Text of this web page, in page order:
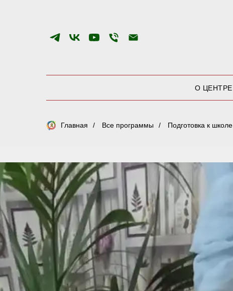
О ЦЕНТРЕ
Главная / Все программы / Подготовка к школе